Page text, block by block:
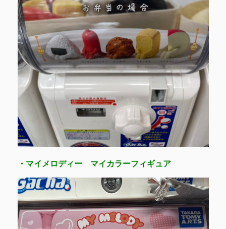
・マイメロディー マイカラーフィギュア